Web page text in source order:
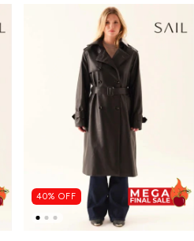
40% OFF